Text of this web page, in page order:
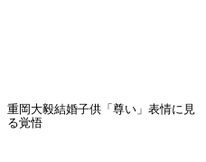
重岡大毅結婚子供「尊い」表情に見
る覚悟